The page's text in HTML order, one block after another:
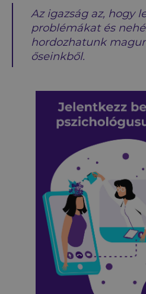
Az igazság az, hogy
problémákat és
hordozhatunk
őseinkből.